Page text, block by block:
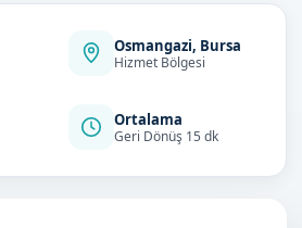
Osmangazi, Bursa
Hizmet Bölgesi
Ortalama
Geri Dönüş 15 dk